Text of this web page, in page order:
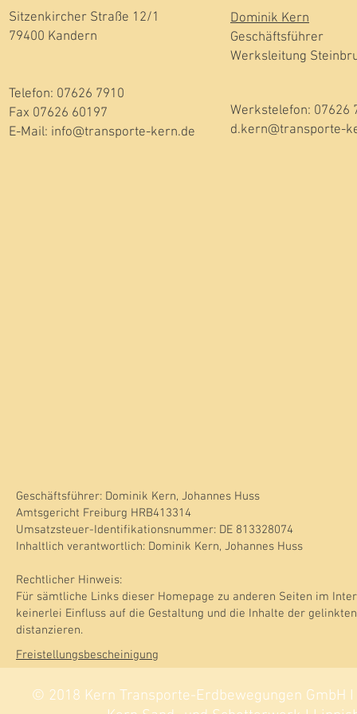
Sitzenkircher Straße 12/1
79400 Kandern
Telefon: 07626 7910
Fax 07626 60197
E-Mail: info@transporte-kern.de
Dominik Kern
Geschäftsführer
Werksleitung
Werkstelefon: 07626
d.kern@transporte-
Geschäftsführer: Dominik Kern, Johannes Huss
Amtsgericht Freiburg HRB413314
Umsatzsteuer-Identifikationsnummer: DE 813328074
Inhaltlich verantwortlich: Dominik Kern, Johannes Huss
Rechtlicher Hinweis:
Für sämtliche Links dieser Homepage zu anderen Seiten im
keinerlei Einfluss auf die Gestaltung und die Inhalte der
distanzieren.
Freistellungsbescheinigung
© 2018 Kern Transporte-Erdbewegungen GmbH